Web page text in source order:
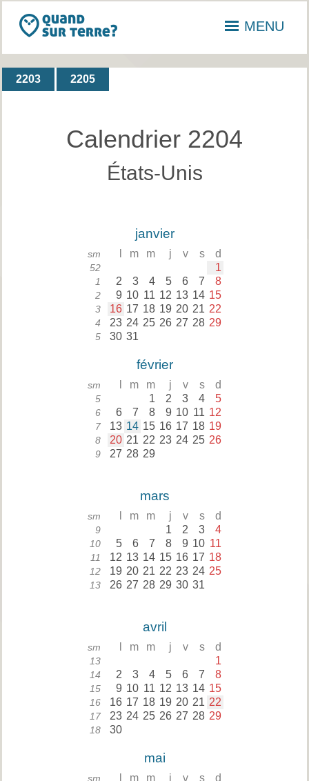
MENU
2203 2205
Calendrier 2204
États-Unis
janvier
sm m m j v s d
52 1
1 2 3 4 5 6 7 8
2 9 10 11 12 13 14 15
3 16 17 18 19 20 21 22
4 23 24 25 26 27 28 29
5 30 31
février
sm m m j v s d
5 1 2 3 4 5
6 6 7 8 9 10 11 12
7 13 14 15 16 17 18 19
8 20 21 22 23 24 25 26
9 27 28 29
mars
sm m m j v s d
9 1 2 3 4
10 5 6 7 8 9 10 11
11 12 13 14 15 16 17 18
12 19 20 21 22 23 24 25
13 26 27 28 29 30 31
avril
sm m m j v s d
13 1
14 2 3 4 5 6 7 8
15 9 10 11 12 13 14 15
16 16 17 18 19 20 21 22
17 23 24 25 26 27 28 29
18 30
mai
sm m m j v s d